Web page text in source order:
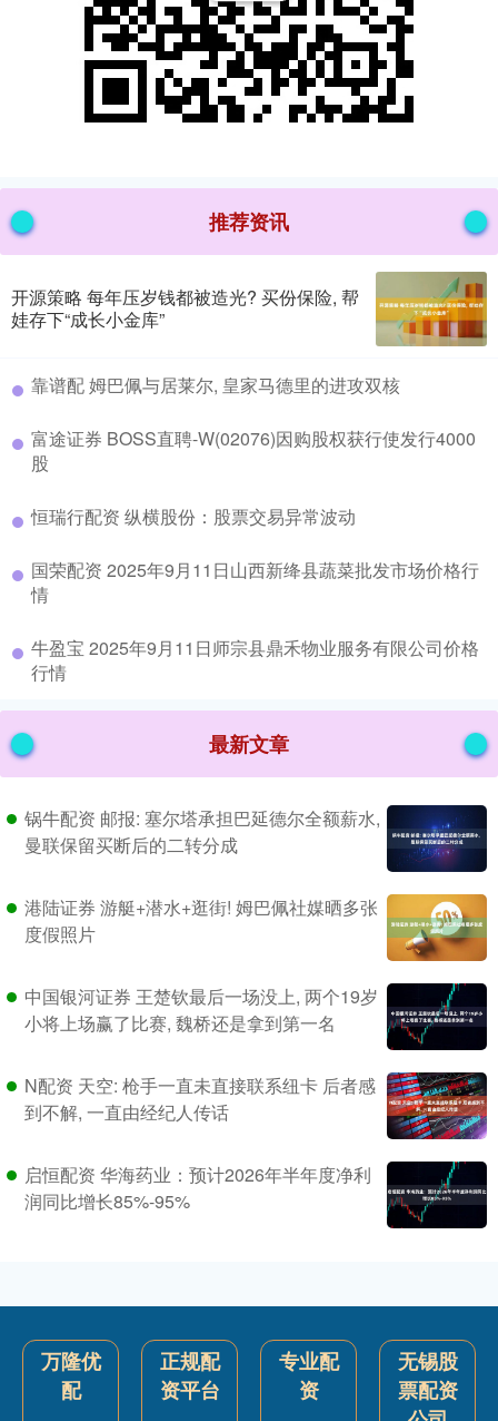
推荐资讯
开源策略 每年压岁钱都被造光? 买份保险, 帮
娃存下“成长小金库”
​靠谱配 姆巴佩与居莱尔, 皇家马德里的进攻双核
​富途证券 BOSS直聘-W(02076)因购股权获行使发行4000
股
​恒瑞行配资 纵横股份：股票交易异常波动
​国荣配资 2025年9月11日山西新绛县蔬菜批发市场价格行
情
​牛盈宝 2025年9月11日师宗县鼎禾物业服务有限公司价格
行情
最新文章
锅牛配资 邮报: 塞尔塔承担巴延德尔全额薪水,
曼联保留买断后的二转分成
港陆证券 游艇+潜水+逛街! 姆巴佩社媒晒多张
度假照片
中国银河证券 王楚钦最后一场没上, 两个19岁
小将上场赢了比赛, 魏桥还是拿到第一名
N配资 天空: 枪手一直未直接联系纽卡 后者感
到不解, 一直由经纪人传话
启恒配资 华海药业：预计2026年半年度净利
润同比增长85%-95%
万隆优
配
正规配
资平台
专业配
资
无锡股
票配资